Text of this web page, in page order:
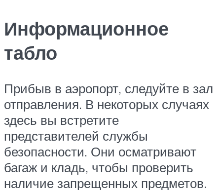
Информационное
табло
Прибыв в аэропорт, следуйте в зал
отправления. В некоторых случаях
здесь вы встретите
представителей службы
безопасности. Они осматривают
багаж и кладь, чтобы проверить
наличие запрещенных предметов.